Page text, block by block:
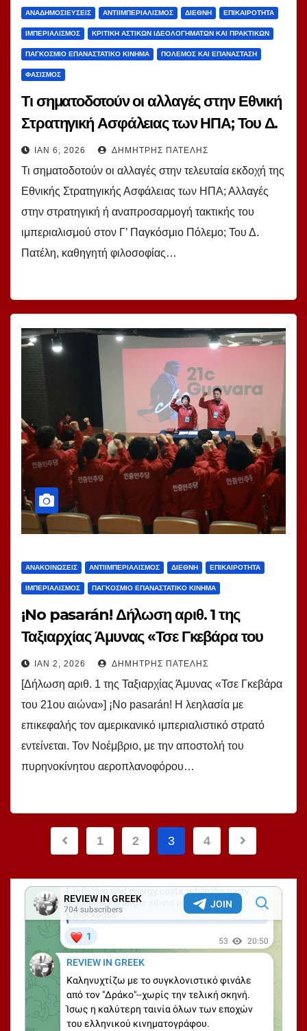
ΑΝΑΔΗΜΟΣΙΕΎΣΕΙΣ ΑΝΤΙΙΜΠΕΡΙΑΛΙΣΜΌΣ ΔΙΕΘΝΉ ΕΠΙΚΑΙΡΌΤΗΤΑ
ΙΜΠΕΡΙΑΛΙΣΜΌΣ ΚΡΙΤΙΚΉ ΑΣΤΙΚΏΝ ΙΔΕΟΛΟΓΗΜΆΤΩΝ ΚΑΙ ΠΡΑΚΤΙΚΏΝ
ΠΑΓΚΌΣΜΙΟ ΕΠΑΝΑΣΤΑΤΙΚΌ ΚΊΝΗΜΑ ΠΌΛΕΜΟΣ ΚΑΙ ΕΠΑΝΆΣΤΑΣΗ
ΦΑΣΙΣΜΌΣ
Τι σηματοδοτούν οι αλλαγές στην Εθνική
Στρατηγική Ασφάλειας των ΗΠΑ; Του Δ.
Πατέλη
ΙΑΝ 6, 2026 ΔΗΜΉΤΡΗΣ ΠΑΤΈΛΗΣ
Τι σηματοδοτούν οι αλλαγές στην τελευταία εκδοχή της
Εθνικής Στρατηγικής Ασφάλειας των ΗΠΑ; Αλλαγές
στην στρατηγική ή αναπροσαρμογή τακτικής του
ιμπεριαλισμού στον Γ’ Παγκόσμιο Πόλεμο; Του Δ.
Πατέλη, καθηγητή φιλοσοφίας…
ΑΝΑΚΟΙΝΏΣΕΙΣ ΑΝΤΙΙΜΠΕΡΙΑΛΙΣΜΌΣ ΔΙΕΘΝΉ ΕΠΙΚΑΙΡΌΤΗΤΑ
ΙΜΠΕΡΙΑΛΙΣΜΌΣ ΠΑΓΚΌΣΜΙΟ ΕΠΑΝΑΣΤΑΤΙΚΌ ΚΊΝΗΜΑ
¡No pasarán! Δήλωση αριθ. 1 της
Ταξιαρχίας Άμυνας «Τσε Γκεβάρα του
21ου αιώνα»
ΙΑΝ 2, 2026 ΔΗΜΉΤΡΗΣ ΠΑΤΈΛΗΣ
[Δήλωση αριθ. 1 της Ταξιαρχίας Άμυνας «Τσε Γκεβάρα
του 21ου αιώνα»] ¡No pasarán! Η λεηλασία με
επικεφαλής τον αμερικανικό ιμπεριαλιστικό στρατό
εντείνεται. Τον Νοέμβριο, με την αποστολή του
πυρηνοκίνητου αεροπλανοφόρου…
Σελιδοποίηση
1 2 3 4